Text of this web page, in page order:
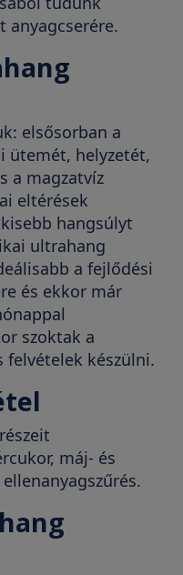
anyagcserére.
elsősorban a
ütemét, helyzetét,
a magzatvíz
eltérések
hangsúlyt
ultrahang
a fejlődési
és ekkor már
szoktak a
felvételek készülni.
máj- és